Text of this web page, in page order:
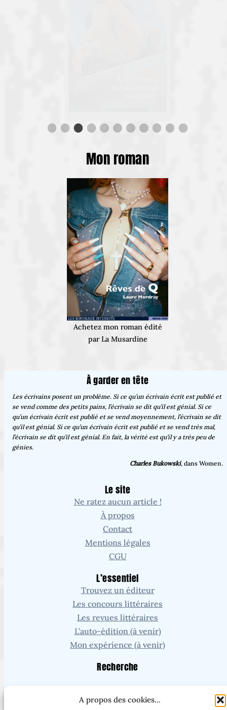
A propos des cookies...
Mon roman
Achetez mon roman édité
par La Musardine
À garder en tête
Les écrivains posent un problème. Si ce qu’un écrivain écrit est publié et
se vend comme des petits pains, l’écrivain se dit qu’il est génial. Si ce
qu’un écrivain écrit est publié et se vend moyennement, l’écrivain se dit
qu’il est génial. Si ce qu’un écrivain écrit est publié et se vend très mal,
l’écrivain se dit qu’il est génial. En fait, la vérité est qu’il y a très peu de
génies.
Charles Bukowski, dans Women.
Le site
Ne ratez aucun article !
À propos
Contact
Mentions légales
CGU
L’essentiel
Trouvez un éditeur
Les concours littéraires
Les revues littéraires
L’auto-édition (à venir)
Mon expérience (à venir)
Recherche